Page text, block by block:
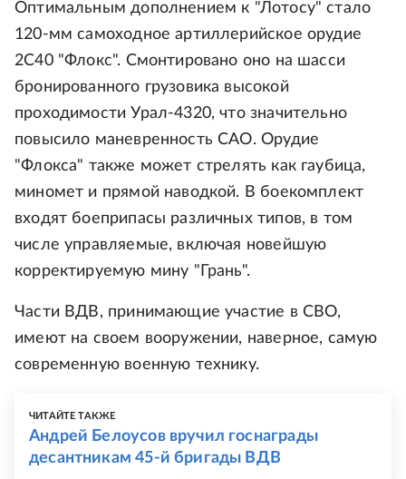
Оптимальным дополнением к "Лотосу" стало
120-мм самоходное артиллерийское орудие
2С40 "Флокс". Смонтировано оно на шасси
бронированного грузовика высокой
проходимости Урал-4320, что значительно
повысило маневренность САО. Орудие
"Флокса" также может стрелять как гаубица,
миномет и прямой наводкой. В боекомплект
входят боеприпасы различных типов, в том
числе управляемые, включая новейшую
корректируемую мину "Грань".
Части ВДВ, принимающие участие в СВО,
имеют на своем вооружении, наверное, самую
современную военную технику.
ЧИТАЙТЕ ТАКЖЕ
Андрей Белоусов вручил госнаграды
десантникам 45-й бригады ВДВ